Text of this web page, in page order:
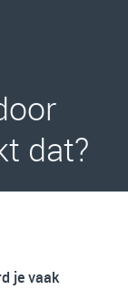
dat?
je vaak